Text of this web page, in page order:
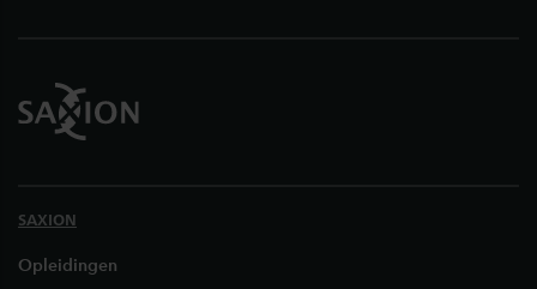
SAXION
Opleidingen